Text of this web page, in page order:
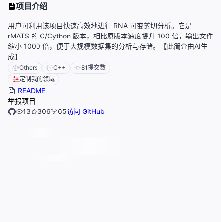
项目介绍
用户可利用该项目快速高效地进行 RNA 可变剪切分析。它是
rMATS 的 C/Cython 版本，相比原版本速度提升 100 倍，输出文件
缩小 1000 倍，便于大规模数据集的分析与存储。【此简介由AI生
成】
Others C++ 81提交数
定制我的领域
README
举报项目
13
306 65访问 GitHub